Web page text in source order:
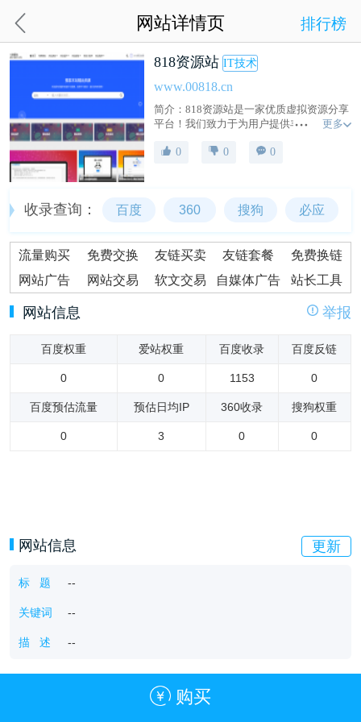
网站详情页 排行榜
818资源站 IT技术
www.00818.cn
简介：818资源站是一家优质虚拟资源分享
平台！我们致力于为用户提供丰富多样的
码、教程、游戏及素材等。
更多
0 0 0
收录查询： 百度 360 搜狗 必应
流量购买 免费交换 友链买卖 友链套餐
免费换链
网站广告
网站交易 软文交易 自媒体广告 站长工具
网站信息 举报
百度权重 爱站权重 百度收录 百度反链
0 0 1153 0
百度预估流量 预估日均IP 360收录 搜狗权重
0 3 0 0
网站信息 更新
标 题 --
关键词 --
描 述 --
购买